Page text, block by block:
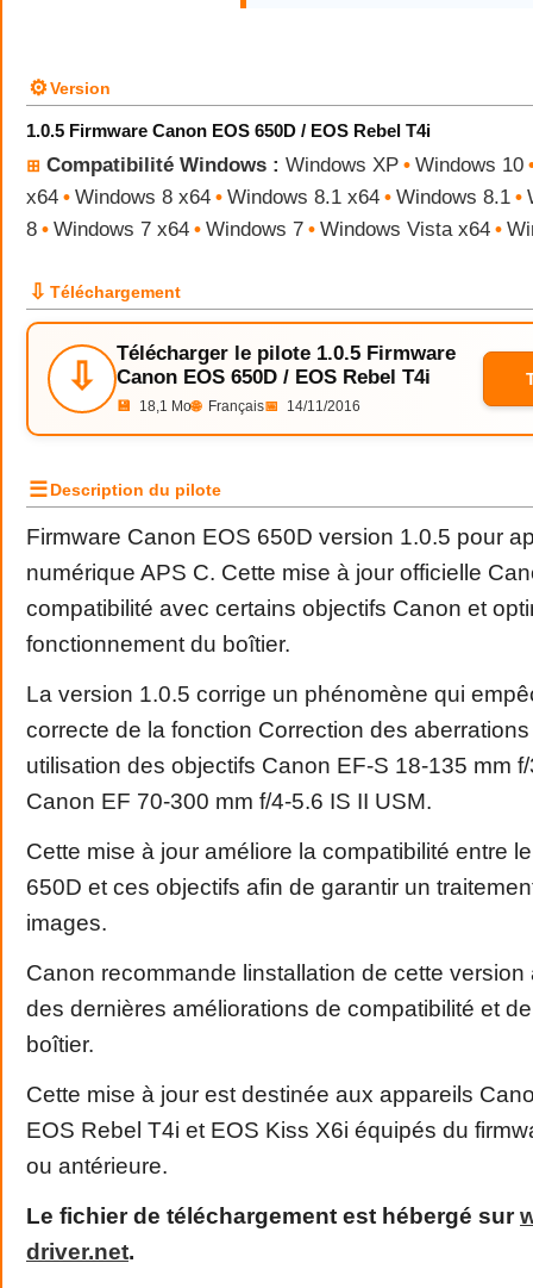
⚙Version
1.0.5 Firmware Canon EOS 650D / EOS Rebel T4i
⊞ Compatibilité Windows : Windows XP • Windows 10
x64 • Windows 8 x64 • Windows 8.1 x64 • Windows 8.1 •
8 • Windows 7 x64 • Windows 7 • Windows Vista x64 •
⇩ Téléchargement
⇩
Télécharger le pilote 1.0.5 Firmware
Canon EOS 650D / EOS Rebel T4i
💾 18,1 Mo🌐 Français📅 14/11/2016
☰Description du pilote
Firmware Canon EOS 650D version 1.0.5 pour
numérique APS C. Cette mise à jour officielle
compatibilité avec certains objectifs Canon et
fonctionnement du boîtier.
La version 1.0.5 corrige un phénomène qui
correcte de la fonction Correction des
utilisation des objectifs Canon EF-S 18-135 mm
Canon EF 70-300 mm f/4-5.6 IS II USM.
Cette mise à jour améliore la compatibilité entre
650D et ces objectifs afin de garantir un
images.
Canon recommande linstallation de cette version
des dernières améliorations de compatibilité et
boîtier.
Cette mise à jour est destinée aux appareils
EOS Rebel T4i et EOS Kiss X6i équipés du
ou antérieure.
Le fichier de téléchargement est hébergé sur
driver.net.